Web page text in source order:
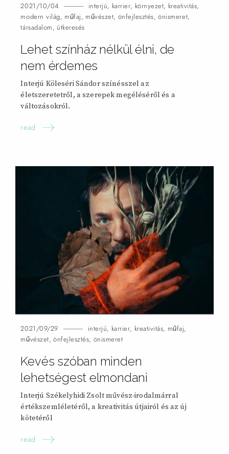
2021/10/04 interjú, karrier, környezet, kreativitás,
modern világ, műfaj, művészet, önfejlesztés,önismeret,
társadalom, útkeresés
Lehet színház nélkül élni, de
nem érdemes
Interjú Köleséri Sándor színésszel az
életszeretetről, a szerepek megéléséről és a
változásokról.
read
2021/09/29 interjú, karrier, kreativitás, műfaj,
művészet, önfejlesztés, önismeret
Kevés szóban minden
lehetségest elmondani
Interjú Székelyhidi Zsolt művész-irodalmárral
értékszemléletéről, a kreativitás útjairól és az új
kötetéről
read